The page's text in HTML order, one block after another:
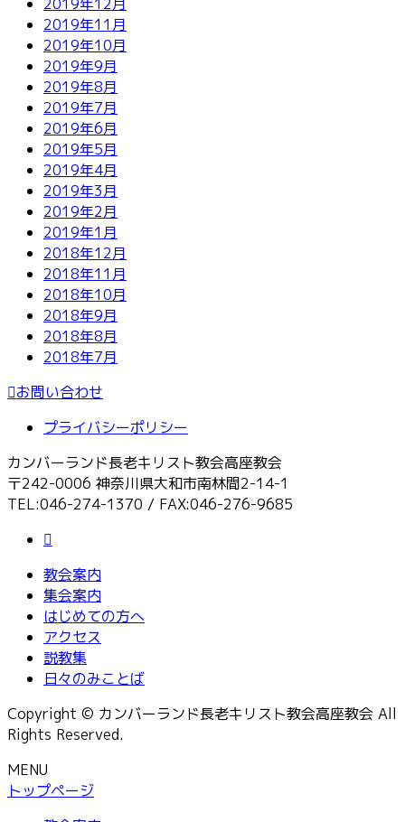
2019年11月
2019年10月
2019年9月
2019年8月
2019年7月
2019年6月
2019年5月
2019年4月
2019年3月
2019年2月
2019年1月
2018年12月
2018年11月
2018年10月
2018年9月
2018年8月
2018年7月
お問い合わせ
プライバシーポリシー
カンバーランド長老キリスト教会高座教会
〒242-0006 神奈川県大和市南林間2-14-1
TEL:046-274-1370 / FAX:046-276-9685
教会案内
集会案内
はじめての方へ
アクセス
説教集
日々のみことば
Copyright © カンバーランド長老キリスト教会高座教会 All
Rights Reserved.
MENU
トップページ